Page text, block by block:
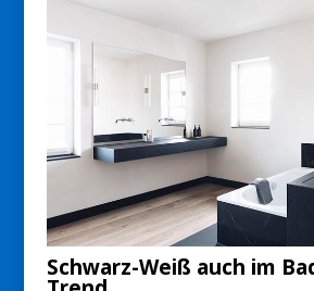
Schwarz-Weiß auch im